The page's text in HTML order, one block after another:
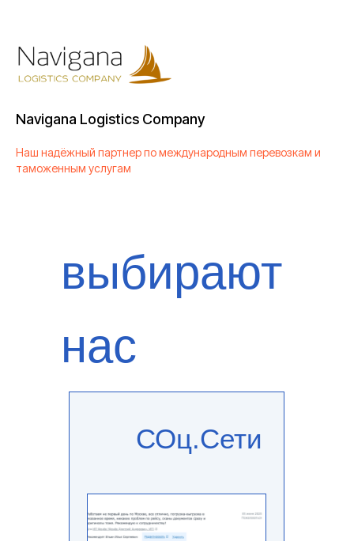
Navigana Logistics Company
Наш надёжный партнер по международным перевозкам и
таможенным услугам
выбирают
нас
СОц.Сети
ДРУГИХ
ГОРОДАХ
Находятся под
видеонаблюдением
оборудованы охраной
САНКТ-ПЕТЕРБУРГ
4 850 м²
ПОДРОБНЕЕ
СИМФЕРОПОЛЬ